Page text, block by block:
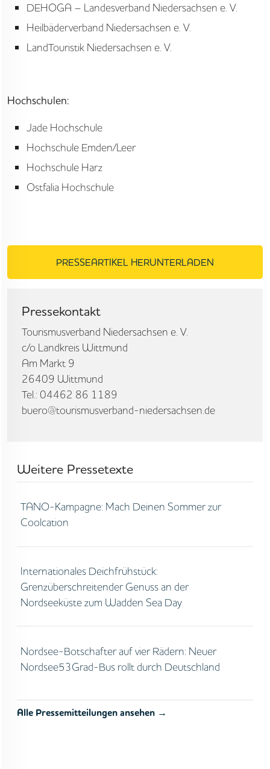
DEHOGA – Landesverband Niedersachsen e. V.
Heilbäderverband Niedersachsen e. V.
LandTouristik Niedersachsen e. V.
Hochschulen:
Jade Hochschule
Hochschule Emden/Leer
Hochschule Harz
Ostfalia Hochschule
PRESSEARTIKEL HERUNTERLADEN
Pressekontakt
Tourismusverband Niedersachsen e. V.
c/o Landkreis Wittmund
Am Markt 9
26409 Wittmund
Tel.: 04462 86 1189
buero@tourismusverband-niedersachsen.de
Weitere Pressetexte
TANO-Kampagne: Mach Deinen Sommer zur
Coolcation
Internationales Deichfrühstück:
Grenzüberschreitender Genuss an der
Nordseeküste zum Wadden Sea Day
Nordsee-Botschafter auf vier Rädern: Neuer
Nordsee53Grad-Bus rollt durch Deutschland
Alle Pressemitteilungen ansehen →